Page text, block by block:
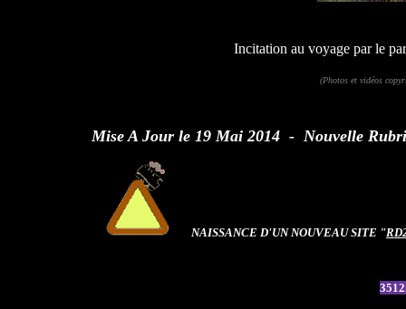
Incitation au voyage par le
(Photos et vidéos
Mise A Jour le 19 Mai 2014 - Nouvelle
NAISSANCE D'UN NOUVEAU SITE "